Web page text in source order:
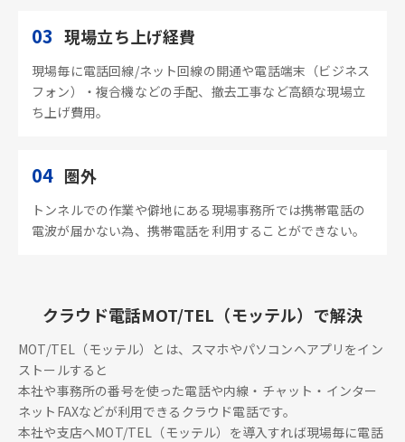
03 現場立ち上げ経費
現場毎に電話回線/ネット回線の開通や電話端末（ビジネス
フォン）・複合機などの手配、撤去工事など高額な現場立
ち上げ費用。
04 圏外
トンネルでの作業や僻地にある現場事務所では携帯電話の
電波が届かない為、携帯電話を利用することができない。
クラウド電話MOT/TEL（モッテル）で解決
MOT/TEL（モッテル）とは、スマホやパソコンへアプリをイン
ストールすると
本社や事務所の番号を使った電話や内線・チャット・インター
ネットFAXなどが利用できるクラウド電話です。
本社や支店へMOT/TEL（モッテル）を導入すれば現場毎に電話